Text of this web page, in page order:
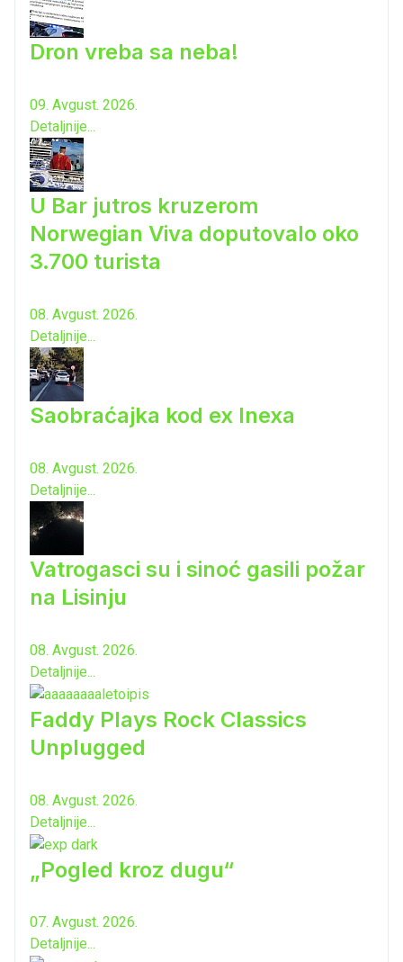
Dron vreba sa neba!
09. Avgust. 2026.
Detaljnije...
U Bar jutros kruzerom
Norwegian Viva doputovalo oko
3.700 turista
08. Avgust. 2026.
Detaljnije...
Saobraćajka kod ex Inexa
08. Avgust. 2026.
Detaljnije...
Vatrogasci su i sinoć gasili požar
na Lisinju
08. Avgust. 2026.
Detaljnije...
Faddy Plays Rock Classics
Unplugged
08. Avgust. 2026.
Detaljnije...
„Pogled kroz dugu“
07. Avgust. 2026.
Detaljnije...